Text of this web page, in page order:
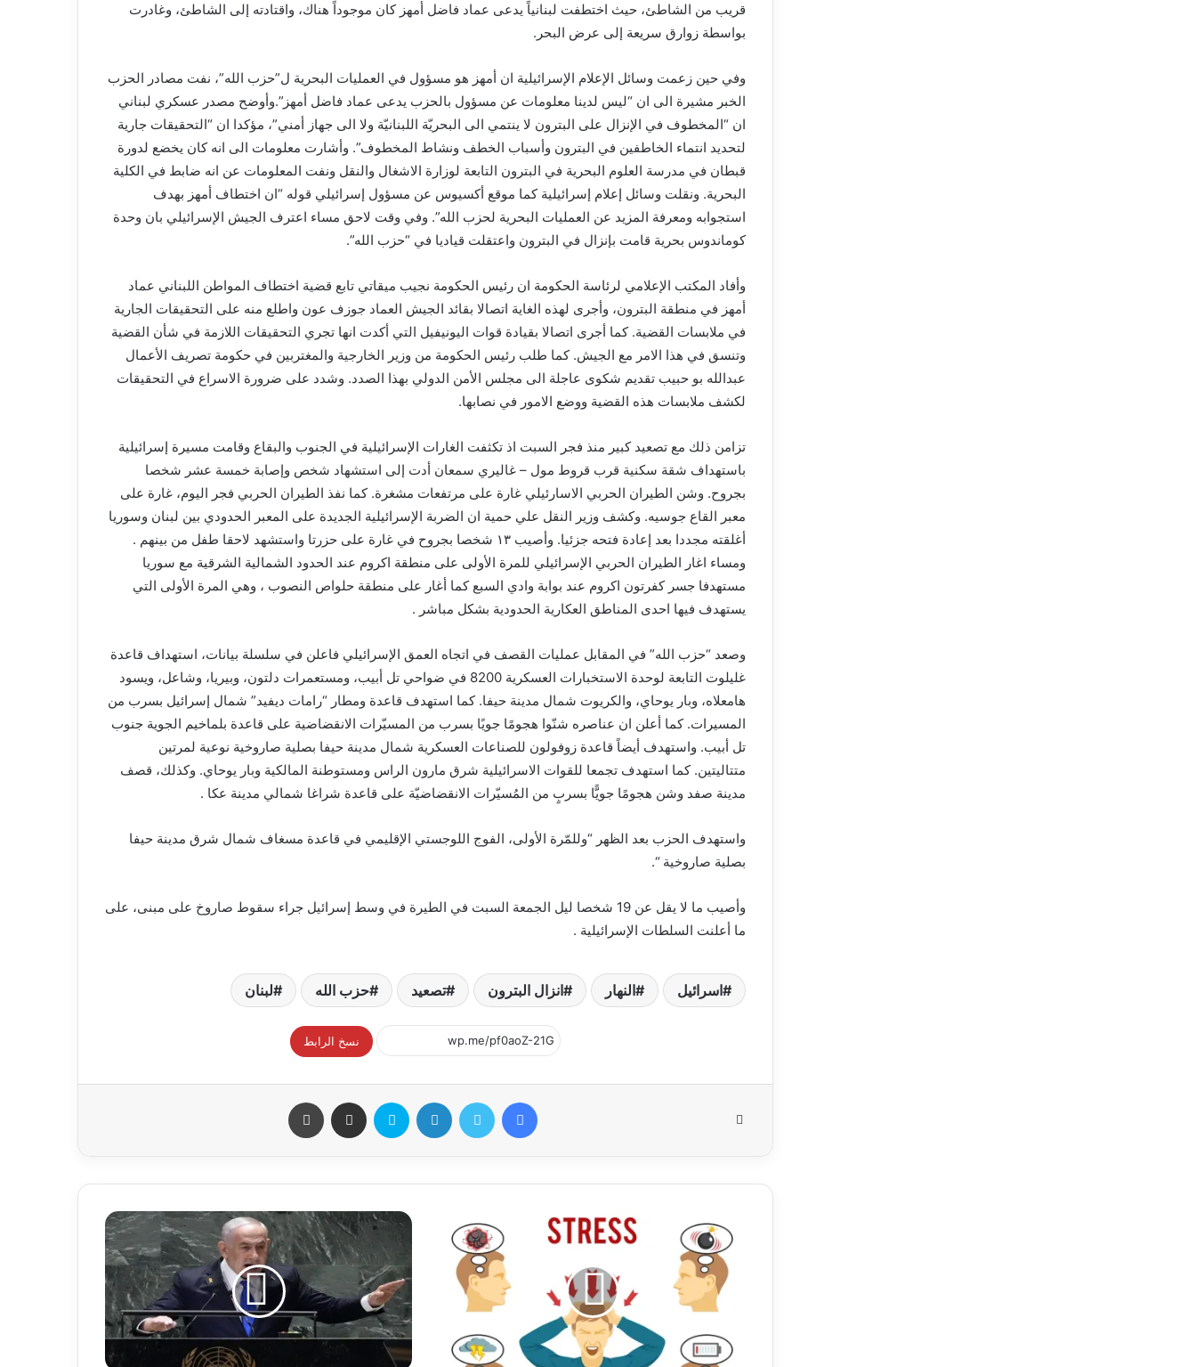
قريب من الشاطئ، حيث اختطفت لبنانياً يدعى عماد فاضل أمهز كان موجوداً هناك، واقتادته إلى الشاطئ، وغادرت
بواسطة زوارق سريعة إلى عرض البحر.
وفي حين زعمت وسائل الإعلام الإسرائيلية ان أمهز هو مسؤول في العمليات البحرية ل”حزب الله”، نفت مصادر الحزب
الخبر مشيرة الى ان “ليس لدينا معلومات عن مسؤول بالحزب يدعى عماد فاضل أمهز”.وأوضح مصدر عسكري لبناني
ان “المخطوف في الإنزال على البترون لا ينتمي الى البحريّة اللبنانيّة ولا الى جهاز أمني”، مؤكدا ان “التحقيقات جارية
لتحديد انتماء الخاطفين في البترون وأسباب الخطف ونشاط المخطوف”. وأشارت معلومات الى انه كان يخضع لدورة
قبطان في مدرسة العلوم البحرية في البترون التابعة لوزارة الاشغال والنقل ونفت المعلومات عن انه ضابط في الكلية
البحرية. ونقلت وسائل إعلام إسرائيلية كما موقع أكسيوس عن مسؤول إسرائيلي قوله “ان اختطاف أمهز بهدف
استجوابه ومعرفة المزيد عن العمليات البحرية لحزب الله”. وفي وقت لاحق مساء اعترف الجيش الإسرائيلي بان وحدة
كوماندوس بحرية قامت بإنزال في البترون واعتقلت قياديا في “حزب الله”.
وأفاد المكتب الإعلامي لرئاسة الحكومة ان رئيس الحكومة نجيب ميقاتي تابع قضية اختطاف المواطن اللبناني عماد
أمهز في منطقة البترون، وأجرى لهذه الغاية اتصالا بقائد الجيش العماد جوزف عون واطلع منه على التحقيقات الجارية
في ملابسات القضية. كما أجرى اتصالا بقيادة قوات اليونيفيل التي أكدت انها تجري التحقيقات اللازمة في شأن القضية
وتنسق في هذا الامر مع الجيش. كما طلب رئيس الحكومة من وزير الخارجية والمغتربين في حكومة تصريف الأعمال
عبدالله بو حبيب تقديم شكوى عاجلة الى مجلس الأمن الدولي بهذا الصدد. وشدد على ضرورة الاسراع في التحقيقات
لكشف ملابسات هذه القضية ووضع الامور في نصابها.
تزامن ذلك مع تصعيد كبير منذ فجر السبت اذ تكثفت الغارات الإسرائيلية في الجنوب والبقاع وقامت مسيرة إسرائيلية
باستهداف شقة سكنية قرب قروط مول – غاليري سمعان أدت إلى استشهاد شخص وإصابة خمسة عشر شخصا
بجروح. وشن الطيران الحربي الاسارئيلي غارة على مرتفعات مشغرة. كما نفذ الطيران الحربي فجر اليوم، غارة على
معبر القاع جوسيه. وكشف وزير النقل علي حمية ان الضربة الإسرائيلية الجديدة على المعبر الحدودي بين لبنان وسوريا
أغلقته مجددا بعد إعادة فتحه جزئيا. وأصيب ١٣ شخصا بجروح في غارة على حزرتا واستشهد لاحقا طفل من بينهم .
ومساء اغار الطيران الحربي الإسرائيلي للمرة الأولى على منطقة اكروم عند الحدود الشمالية الشرقية مع سوريا
مستهدفا جسر كفرتون اكروم عند بوابة وادي السبع كما أغار على منطقة حلواص النصوب ، وهي المرة الأولى التي
يستهدف فيها احدى المناطق العكارية الحدودية بشكل مباشر .
وصعد “حزب الله” في المقابل عمليات القصف في اتجاه العمق الإسرائيلي فاعلن في سلسلة بيانات، استهداف قاعدة
غليلوت التابعة لوحدة الاستخبارات العسكرية 8200 في ضواحي تل أبيب، ومستعمرات دلتون، وبيريا، وشاعل، ويسود
هامعلاه، وبار يوحاي، والكريوت شمال مدينة حيفا. كما استهدف قاعدة ومطار “رامات ديفيد” شمال إسرائيل بسرب من
المسيرات. كما أعلن ان عناصره شنّوا هجومًا جويًا بسرب من المسيّرات الانقضاضية على قاعدة بلماخيم الجوية جنوب
تل أبيب. واستهدف أيضاً قاعدة زوفولون للصناعات العسكرية شمال مدينة حيفا بصلية صاروخية نوعية لمرتين
متتاليتين. كما استهدف تجمعا للقوات الاسرائيلية شرق مارون الراس ومستوطنة المالكية وبار يوحاي. وكذلك، قصف
مدينة صفد وشن هجومًا جويًّا بسربٍ من المُسيّرات الانقضاضيّة على قاعدة شراغا شمالي مدينة عكا .
واستهدف الحزب بعد الظهر “وللمّرة الأولى، الفوج اللوجستي الإقليمي في قاعدة مسغاف شمال شرق مدينة حيفا
بصلية صاروخية “.
وأصيب ما لا يقل عن 19 شخصا ليل الجمعة السبت في الطيرة في وسط إسرائيل جراء سقوط صاروخ على مبنى، على
ما أعلنت السلطات الإسرائيلية .
اسرائيل النهار انزال البترون تصعيد حزب الله لبنان
نسخ الرابط